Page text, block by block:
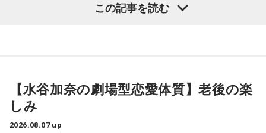
たバラードを聴いたりすることで、良い流れがやってきそう
ですよ。
連続ドラマ【VIVANT】シーズン2が始まりましたね。でもリ
ためにも。
あー忙しい忙しい（汗）
この記事を読む
【水谷加奈の劇場型恋愛体質】老後の楽
しみ
2026.08.07 up